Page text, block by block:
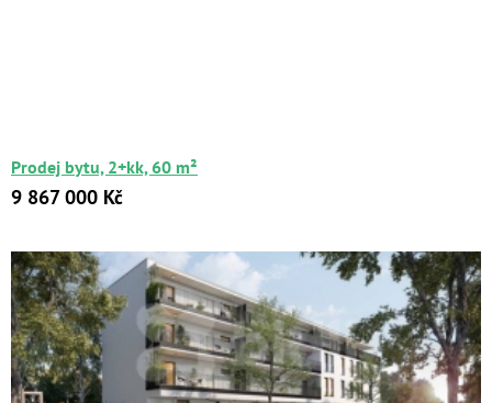
Prodej bytu, 2+kk, 60 m²
9 867 000 Kč